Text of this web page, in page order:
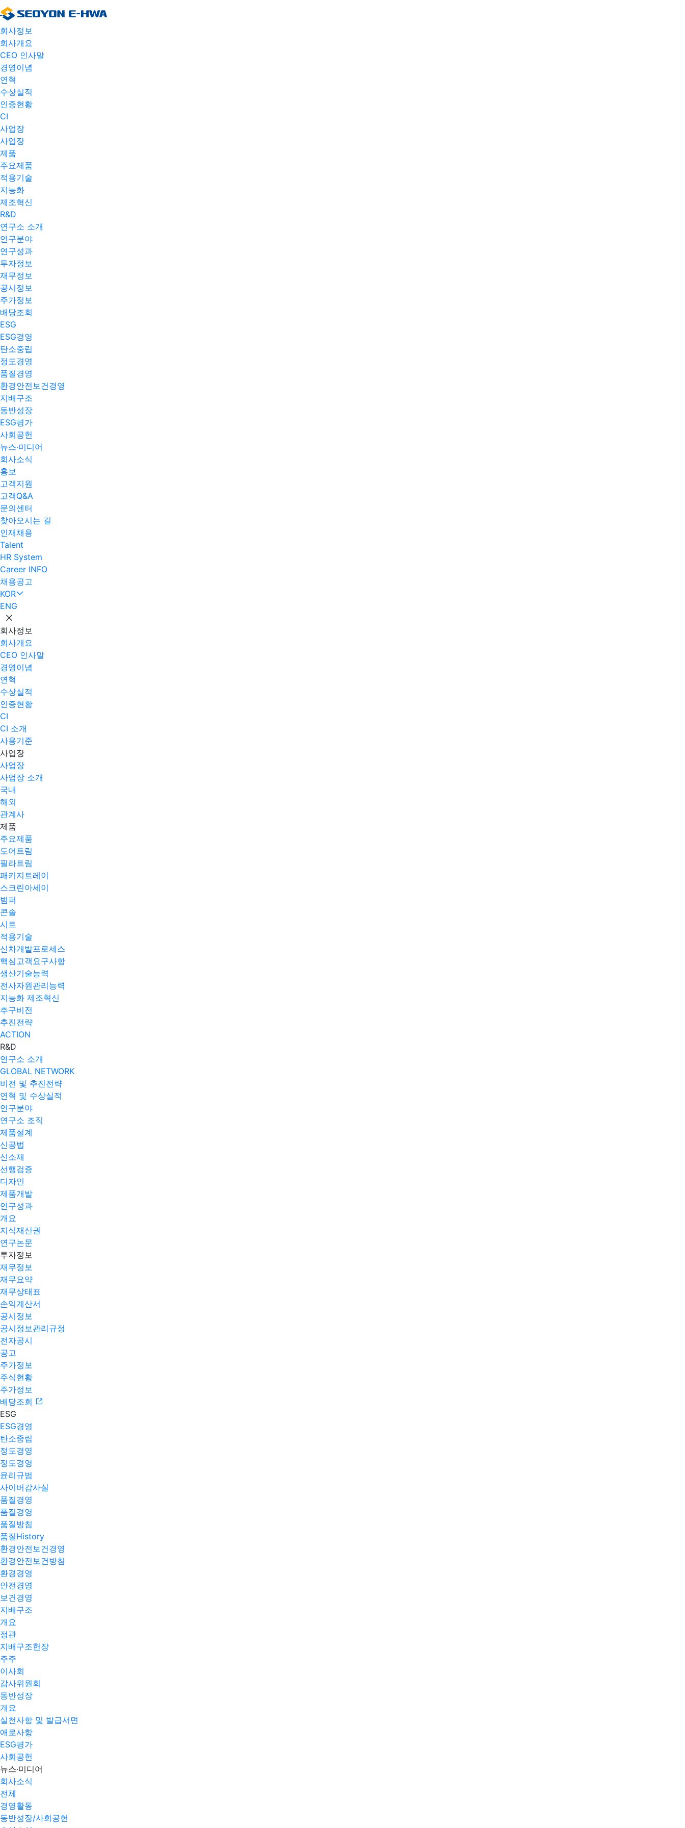
회사정보
회사개요
CEO 인사말
경영이념
연혁
수상실적
인증현황
CI
사업장
사업장
제품
주요제품​
적용기술
지능화
제조혁신
R&D
연구소 소개
연구분야
연구성과
투자정보
재무정보
공시정보
주가정보
배당조회
ESG
ESG경영
탄소중립
정도경영
품질경영
환경안전보건경영
지배구조
동반성장
ESG평가
사회공헌
뉴스·미디어
회사소식
홍보
고객지원
고객Q&A
문의센터
찾아오시는 길
인재채용
Talent
HR System
Career INFO
채용공고
KOR
ENG
회사정보
회사개요
CEO 인사말
경영이념
연혁
수상실적
인증현황
CI
CI 소개
사용기준
사업장
사업장
사업장 소개
국내
해외
관계사
제품
주요제품​
도어트림
필라트림
패키지트레이
스크린아세이
범퍼
콘솔
시트
적용기술
신차개발프로세스
핵심고객요구사항
생산기술능력
전사자원관리능력
지능화 제조혁신
추구비전
추진전략
ACTION
R&D
연구소 소개
GLOBAL NETWORK
비전 및 추진전략
연혁 및 수상실적
연구분야
연구소 조직
제품설계
신공법
신소재
선행검증
디자인
제품개발
연구성과
개요
지식재산권
연구논문
투자정보
재무정보
재무요약
재무상태표
손익계산서
공시정보
공시정보관리규정
전자공시
공고
주가정보
주식현황
주가정보
배당조회
ESG
ESG경영
탄소중립
정도경영
정도경영
윤리규범
사이버감사실
품질경영
품질경영
품질방침
품질History
환경안전보건경영
환경안전보건방침
환경경영
안전경영
보건경영
지배구조
개요
정관
지배구조헌장
주주
이사회
감사위원회
동반성장
개요
실천사항 및 발급서면
애로사항​
ESG평가
사회공헌
뉴스·미디어
회사소식
전체
경영활동
동반성장/사회공헌